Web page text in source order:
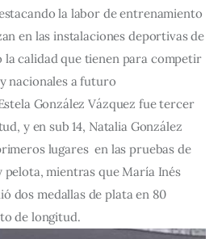
la labor de entrenamiento
en las instalaciones deportivas de
la calidad que tienen para competir
nacionales a futuro
González Vázquez fue tercer
y en sub 14, Natalia González
lugares en las pruebas de
pelota, mientras que María Inés
dos medallas de plata en 80
de longitud.